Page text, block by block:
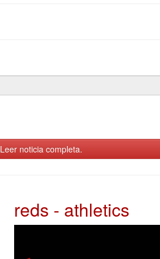
Leer noticia completa.
reds - athletics